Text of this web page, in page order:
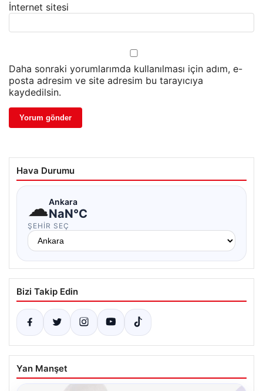
İnternet sitesi
Daha sonraki yorumlarımda kullanılması için adım, e-
posta adresim ve site adresim bu tarayıcıya
kaydedilsin.
Hava Durumu
☁Ankara
NaN°C
ŞEHIR SEÇ
Bizi Takip Edin
Yan Manşet